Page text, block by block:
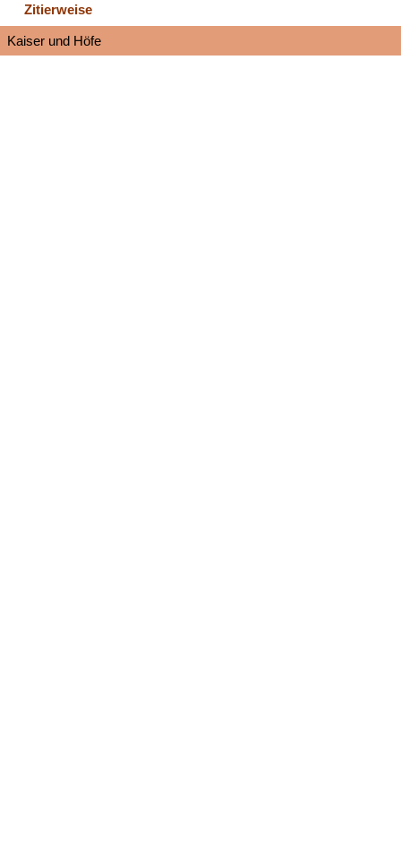
Zitierweise
Kaiser und Höfe